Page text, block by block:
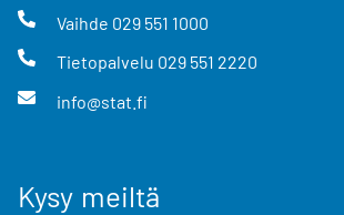
Vaihde 029 551 1000
Tietopalvelu 029 551 2220
info@stat.fi
Kysy meiltä